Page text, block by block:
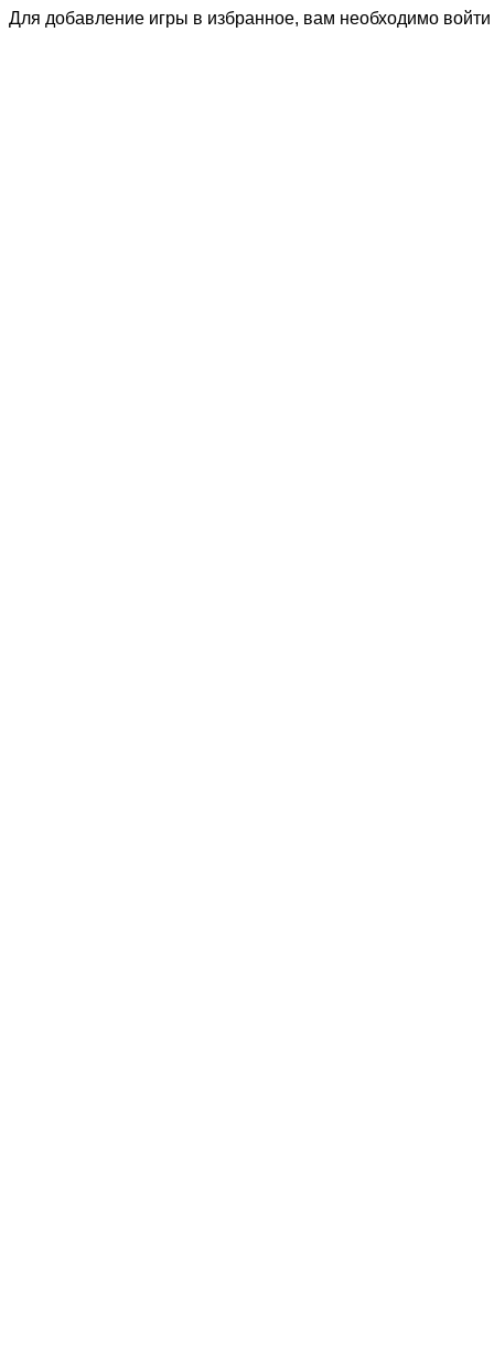
Для добавление игры в избранное, вам необходимо